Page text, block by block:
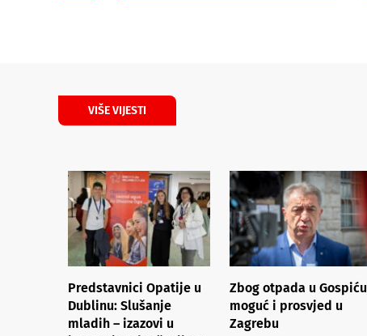
VIŠE VIJESTI
Predstavnici Opatije u
Dublinu: Slušanje
mladih – izazovi u
Zbog otpada u Gospiću
moguć i prosvjed u
Zagrebu